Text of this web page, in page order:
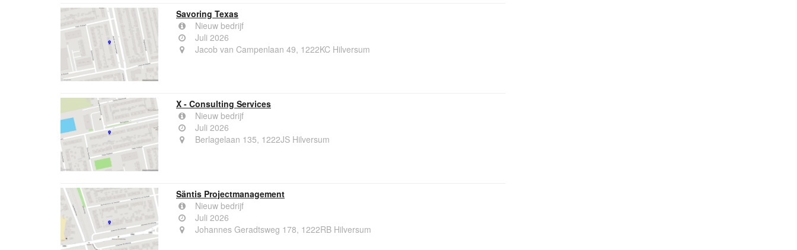
Savoring Texas
Nieuw bedrijf
Juli 2026
Jacob van Campenlaan 49, 1222KC Hilversum
X - Consulting Services
Nieuw bedrijf
Juli 2026
Berlagelaan 135, 1222JS Hilversum
Säntis Projectmanagement
Nieuw bedrijf
Juli 2026
Johannes Geradtsweg 178, 1222RB Hilversum